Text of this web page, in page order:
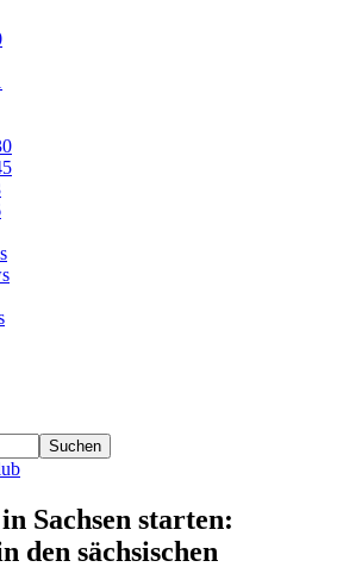
Suchen
Sachsen starten:
den sächsischen